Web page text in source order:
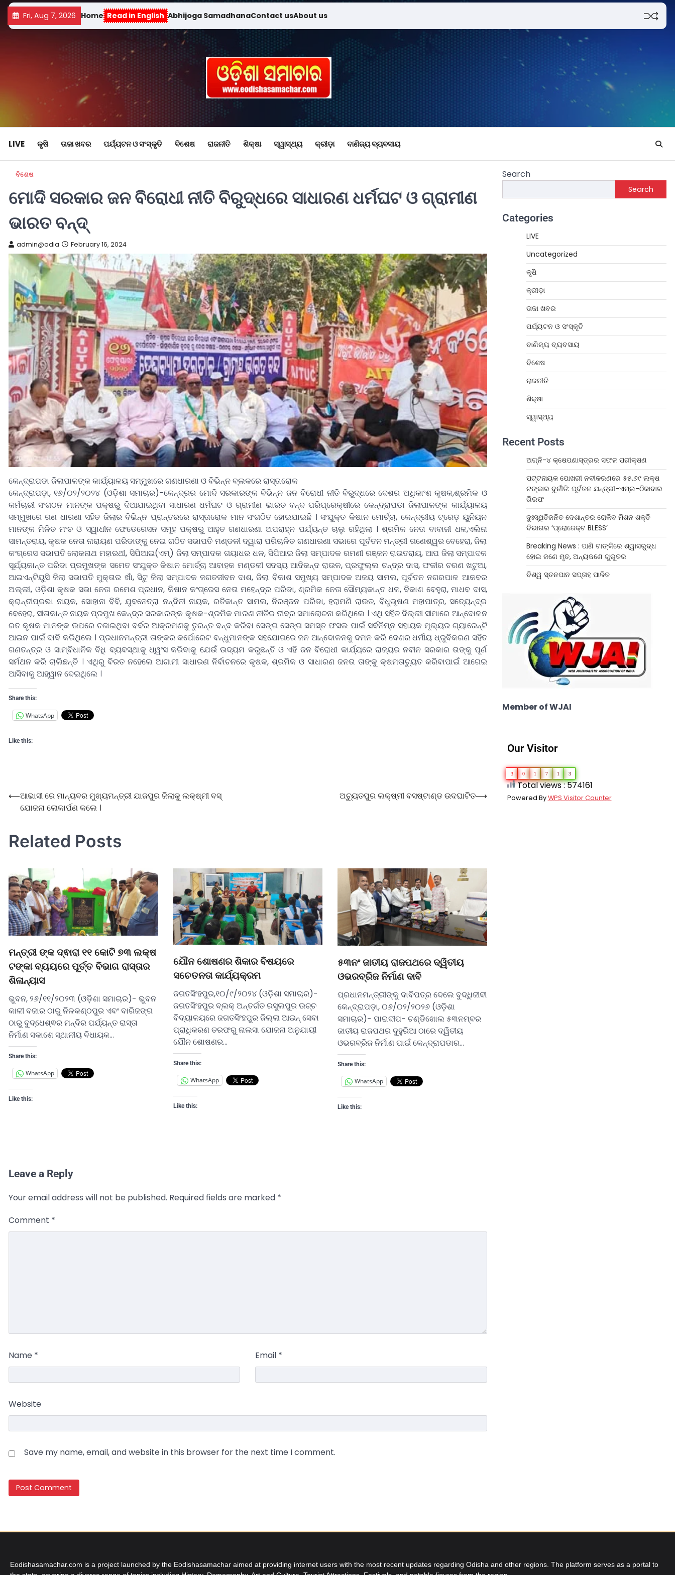
Fri, Aug 7, 2026 Home Read in English Abhijoga SamadhanaContact usAbout us
LIVE କୃଷି ତାଜା ଖବର ପର୍ଯ୍ୟଟନ ଓ ସଂସ୍କୃତି ବିଶେଷ ରାଜନୀତି ଶିକ୍ଷା ସ୍ୱାସ୍ଥ୍ୟ କ୍ରୀଡ଼ା ବାଣିଜ୍ୟ ବ୍ୟବସାୟ
ବିଶେଷ
ମୋଦି ସରକାର ଜନ ବିରୋଧୀ ନୀତି ବିରୁଦ୍ଧରେ ସାଧାରଣ ଧର୍ମଘଟ ଓ ଗ୍ରାମୀଣ
ଭାରତ ବନ୍ଦ୍
admin@odia February 16, 2024
କେନ୍ଦ୍ରାପଡା ଜିଲାପାଳଙ୍କ କାର୍ଯ୍ୟାଳୟ ସମ୍ମୁଖରେ ଗଣଧାରଣା ଓ ବିଭିନ୍ନ ବ୍ଲକରେ ରାସ୍ତାରୋକ
କେନ୍ଦ୍ରାପଡ଼ା, ୧୬/୦୨/୨୦୨୪ (ଓଡ଼ିଶା ସମାଚାର)-କେନ୍ଦ୍ରର ମୋଦି ସରକାରଙ୍କ ବିଭିନ୍ନ ଜନ ବିରୋଧୀ ନୀତି ବିରୁଦ୍ଧରେ ଦେଶର ଅଧିକାଂଶ କୃଷକ,ଶ୍ରମିକ ଓ
କର୍ମଚାରୀ ସଂଗଠନ ମାନଙ୍କ ପକ୍ଷରୁ ଦିଆଯାଇଥିବା ସାଧାରଣ ଧର୍ମଘଟ ଓ ଗ୍ରାମୀଣ ଭାରତ ବନ୍ଦ ପରିପ୍ରେକ୍ଷୀରେ କେନ୍ଦ୍ରାପଡା ଜିଲାପାଳଙ୍କ କାର୍ଯ୍ୟାଳୟ
ସମ୍ମୁଖରେ ଗଣ ଧାରଣା ସହିତ ଜିଲାର ବିଭିନ୍ନ ପ୍ରାନ୍ତରରେ ରାସ୍ତାରୋକ ମାନ ସଂଗଠିତ ହୋଇଯାଇଛି । ସଂଯୁକ୍ତ କିଷାନ ମୋର୍ଚ୍ଚା, କେନ୍ଦ୍ରୀୟ ଟ୍ରେଡ଼ ୟୁନିୟନ
ମାନଙ୍କ ମିଳିତ ମଂଚ ଓ ସ୍ୱାଧୀନ ଫେଡେରେସନ ସମୂହ ପକ୍ଷରୁ ଆହୁତ ଗଣଧାରଣା ଅପରାହ୍ନ ପର୍ଯ୍ୟନ୍ତ ଚାଲୁ ରହିଥିଲା । ଶ୍ରମିକ ନେତା ବାବାଜୀ ଧଳ,ଏଲିନା
ସାମନ୍ତରାୟ, କୃଷକ ନେତା ନାରାୟଣ ପରିଡାଙ୍କୁ ନେଇ ଗଠିତ ସଭାପତି ମଣ୍ଡଳୀ ଦ୍ୱାରା ପରିଚାଳିତ ଗଣଧାରଣା ସଭାରେ ପୂର୍ବତନ ମନ୍ତ୍ରୀ ଗଣେଶ୍ୱର ବେହେରା, ଜିଲା
କଂଗ୍ରେସ ସଭାପତି ଲୋକନାଥ ମହାରଥୀ, ସିପିଆଇ(ଏମ୍) ଜିଲା ସମ୍ପାଦକ ଗୟାଧର ଧଳ, ସିପିଆଇ ଜିଲା ସମ୍ପାଦକ ରମଣୀ ରଞ୍ଜନ ରାଉତରାୟ, ଆପ ଜିଲା ସମ୍ପାଦକ
ସୂର୍ଯ୍ୟକାନ୍ତ ପରିଡା ପ୍ରମୁଖଙ୍କ ସମେତ ସଂଯୁକ୍ତ କିଷାନ ମୋର୍ଚ୍ଚା ଆବାହକ ମଣ୍ଡଳୀ ସଦସ୍ୟ ଆଦିକନ୍ଦ ରାଉଳ, ପ୍ରଫୁଲ୍ଲ ଚନ୍ଦ୍ର ଦାସ, ଫକୀର ଚରଣ ଖଟୁଆ,
ଆଇଏନ୍ଟିୟୁସି ଜିଲା ସଭାପତି ମୁକ୍ତାର ଖାଁ, ସିଟୁ ଜିଲା ସମ୍ପାଦକ ଜଗତଜୀବନ ଦାଶ, ଜିଲା ବିକାଶ ସମୁଖ୍ୟ ସମ୍ପାଦକ ଅଜୟ ସାମଲ, ପୂର୍ବତନ ନଗରପାଳ ଆକବର
ଅଲ୍ଲୀ, ଓଡ଼ିଶା କୃଷକ ସଭା ନେତା ରମେଶ ପ୍ରଧାନ, କିଷାନ କଂଗ୍ରେସ ନେତା ମହେନ୍ଦ୍ର ପରିଡା, ଶ୍ରମିକ ନେତା ସୌମ୍ୟକାନ୍ତ ଧଳ, ବିକାଶ ବେହୁରା, ମାଧବ ଦାସ,
କ୍ରାନ୍ତୀପ୍ରଭା ନାୟକ, ସୋହାନା ବିବି, ଯୁବନେତ୍ରା ନନ୍ଦିନୀ ନାୟକ, ରତିକାନ୍ତ ସାମଲ, ନିରଞ୍ଜନ ପରିଡା, ହରାମଣି ରାଉତ, ବିଧୁଭୂଷଣ ମହାପାତ୍ର, ସତ୍ୟେନ୍ଦ୍ର
ବେହେରା, ସୀତାକାନ୍ତ ନାୟକ ପ୍ରମୁଖ କେନ୍ଦ୍ର ସରକାରଙ୍କ କୃଷକ-ଶ୍ରମିକ ମାରଣ ନୀତିର ତୀବ୍ର ସମାଲୋଚନା କରିଥିଲେ । ଏଥି ସହିତ ଦିଲ୍ଲୀ ସୀମାରେ ଆନ୍ଦୋଳନ
ରତ କୃଷକ ମାନଙ୍କ ଉପରେ ଚଳାଇଥିବା ବର୍ବର ଆକ୍ରମଣକୁ ତୁରନ୍ତ ବନ୍ଦ କରିବା ସେଙ୍ଗ ସେଙ୍ଗ ସମସ୍ତ ଫସଲ ପାଇଁ ସର୍ବନିମ୍ନ ସହାୟକ ମୂଲ୍ୟର ଗ୍ୟାରେନ୍ଟି
ଆଇନ ପାଇଁ ଦାବି କରିଥିଲେ । ପ୍ରଧାନମନ୍ତ୍ରୀ ତାଙ୍କର କର୍ପୋରେଟ ବନ୍ଧୁମାନଙ୍କ ସହଯୋଗରେ ଜନ ଆନ୍ଦୋଳନକୁ ଦମନ କରି ଦେଶର ଧର୍ମୀୟ ଧ୍ରୁବିକରଣ ସହିତ
ଗଣତନ୍ତ୍ର ଓ ସାମ୍ବିଧାନିକ ବିଧି ବ୍ୟବସ୍ଥାକୁ ଧ୍ୱଂସ କରିବାକୁ ଯେଉଁ ଉଦ୍ୟମ କରୁଛନ୍ତି ଓ ଏହି ଜନ ବିରୋଧୀ କାର୍ଯ୍ୟରେ ରାଜ୍ୟର ନବୀନ ସରକାର ତାଙ୍କୁ ପୂର୍ଣ
ସର୍ମଥନ କରି ଚାଲିଛନ୍ତି । ଏଥିରୁ ବିରତ ନହେଲେ ଆଗାମୀ ସାଧାରଣ ନିର୍ବାଚନରେ କୃଷକ, ଶ୍ରମିକ ଓ ସାଧାରଣ ଜନତା ତାଙ୍କୁ କ୍ଷମତାଚ୍ୟୁତ କରିବାପାଇଁ ଆଗେଇ
ଆସିବାକୁ ଆହ୍ୱାନ ଦେଇଥିଲେ ।
Share this:
WhatsApp
Like this:
⟵ଆଭାସୀ ରେ ମାନ୍ୟବର ମୁଖ୍ୟମନ୍ତ୍ରୀ ଯାଜପୁର ଜିଲାକୁ ଲକ୍ଷ୍ମୀ ବସ୍
ଯୋଜନା ଲୋକାର୍ପଣ କଲେ ।
ଅଚ୍ୟୁତପୁର ଲକ୍ଷ୍ମୀ ବସଷ୍ଟାଣ୍ଡ ଉଦଘାଟିତ⟶
Related Posts
ମନ୍ତ୍ରୀ ଙ୍କ ଦ୍ଵାରା ୧୧ କୋଟି ୭୩ ଲକ୍ଷ
ଟଙ୍କା ବ୍ୟୟରେ ପୂର୍ତ୍ତ ବିଭାଗ ରାସ୍ତାର
ଶିଳାନ୍ୟାସ
ଭୁବନ, ୨୬/୧୧/୨୦୨୩ (ଓଡ଼ିଶା ସମାଚାର)- ଭୁବନ
କାଳୀ ବଜାର ଠାରୁ ନିଳକଣ୍ଠପୁର ଏବଂ ବାରିଜଙ୍ଗ
ଠାରୁ ବୁଦ୍ଧେଶ୍ଵର ମନ୍ଦିର ପର୍ଯ୍ୟନ୍ତ ରାସ୍ତା
ନିର୍ମାଣ ସକାଶେ ସ୍ଥାନୀୟ ବିଧାୟକ…
Share this:
WhatsApp
Like this:
ଯୌନ ଶୋଷଣର ଶିକାର ବିଷୟରେ
ସଚେତନତା କାର୍ଯ୍ୟକ୍ରମ
ଜଗତସିଂହପୁର,୧୦/୯/୨୦୨୪ (ଓଡ଼ିଶା ସମାଚାର)-
ଜଗତସିଂହପୁର ବ୍ଲକ୍ ଅନ୍ତର୍ଗତ ରସୁଲପୁର ଉଚ୍ଚ
ବିଦ୍ୟାଳୟରେ ଜଗତସିଂହପୁର ଜିଲ୍ଲା ଆଇନ୍ ସେବା
ପ୍ରାଧିକରଣ ତରଫରୁ ନାଲସା ଯୋଜନା ଅନୁଯାୟୀ
ଯୌନ ଶୋଷଣର…
Share this:
WhatsApp
Like this:
୫୩ନଂ ଜାତୀୟ ରାଜପଥରେ ଦ୍ୱିତୀୟ
ଓଭରବ୍ରିଜ ନିର୍ମାଣ ଦାବି
ପ୍ରଧାନମନ୍ତ୍ରୀଙ୍କୁ ଦାବିପତ୍ର ଦେଲେ ବୁଦ୍ଧିଜୀବୀ
କେନ୍ଦ୍ରାପଡ଼ା, ୦୬/୦୨/୨୦୨୬ (ଓଡ଼ିଶା
ସମାଚାର)- ପାରାଦୀପ- ଚଣ୍ଡିଖୋଲ ୫୩ନମ୍ବର
ଜାତୀୟ ରାଜପଥର ଦୁହୁରିଆ ଠାରେ ଦ୍ୱିତୀୟ
ଓଭରବ୍ରିଜ ନିର୍ମାଣ ପାଇଁ କେନ୍ଦ୍ରାପଡାର…
Share this:
WhatsApp
Like this:
Leave a Reply
Your email address will not be published. Required fields are marked *
Comment *
Name * Email *
Website
Save my name, email, and website in this browser for the next time I comment.
Search
Search
Categories
LIVE
Uncategorized
କୃଷି
କ୍ରୀଡ଼ା
ତାଜା ଖବର
ପର୍ଯ୍ୟଟନ ଓ ସଂସ୍କୃତି
ବାଣିଜ୍ୟ ବ୍ୟବସାୟ
ବିଶେଷ
ରାଜନୀତି
ଶିକ୍ଷା
ସ୍ୱାସ୍ଥ୍ୟ
Recent Posts
ଅଗ୍ନି-୪ କ୍ଷେପଣାସ୍ତ୍ରର ସଫଳ ପରୀକ୍ଷଣ
ପଟ୍ଟନାୟକ ପୋଖରୀ ନବୀକରଣରେ ୫୫.୬୯ ଲକ୍ଷ
ଟଙ୍କାର ଦୁର୍ନୀତି: ପୂର୍ବତନ ଯନ୍ତ୍ରୀ-ଏମ୍‌ଇ-ଠିକାଦାର
ଗିରଫ
ଦୁଃସ୍ଥିତିଜନିତ ଦେଶାନ୍ତର ରୋକିବ ମିଶନ ଶକ୍ତି
ବିଭାଗର ‘ପ୍ରୋଜେକ୍ଟ BLESS’
Breaking News : ପାଣି ଟାଙ୍କିରେ ଶ୍ୱାସରୁଦ୍ଧ
ହୋଇ ଜଣେ ମୃତ, ଅନ୍ୟଜଣେ ଗୁରୁତର
ବିଶ୍ୱ ସ୍ତନପାନ ସପ୍ତାହ ପାଳିତ
Member of WJAI
Our Visitor
3 0 1 7 1 3
Total views : 574161
Powered ByWPS Visitor Counter
Eodishasamachar.com is a project launched by the Eodishasamachar aimed at providing internet users with the most recent updates regarding Odisha and other regions. The platform serves as a portal to